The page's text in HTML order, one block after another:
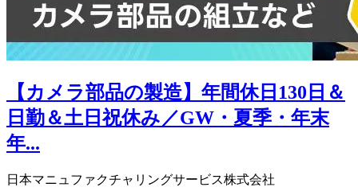
【カメラ部品の製造】年間休日130日＆
日勤＆土日祝休み／GW・夏季・年末
年...
日本マニュファクチャリングサービス株式会社